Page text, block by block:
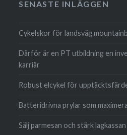
SENASTE INLÄGGEN
Cykelskor för landsväg
Därför är en PT utbildning en
karriär
Robust elcykel för
Batteridrivna prylar som
Sälj parmesan och stärk